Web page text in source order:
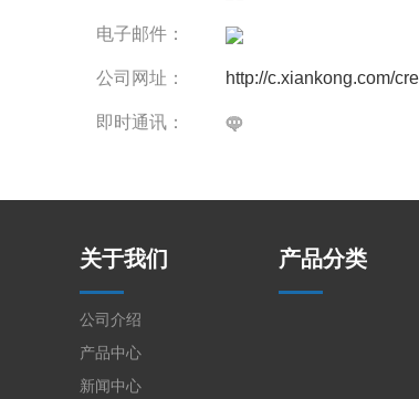
电子邮件：
公司网址： http://c.xiankong.com/
即时通讯：
关于我们
公司介绍
产品中心
新闻中心
产品分类